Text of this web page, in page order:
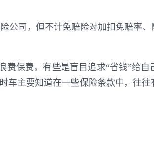
公司，但不计免赔险对加扣免赔率
保费，有些是盲目追求“省钱”给
车主要知道在一些保险条款中，往